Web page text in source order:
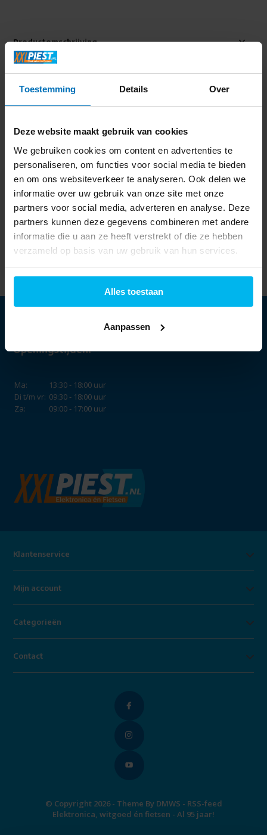
Toestemming Details Over
Deze website maakt gebruik van cookies
We gebruiken cookies om content en advertenties te
personaliseren, om functies voor social media te bieden
en om ons websiteverkeer te analyseren. Ook delen we
informatie over uw gebruik van onze site met onze
partners voor social media, adverteren en analyse. Deze
partners kunnen deze gegevens combineren met andere
informatie die u aan ze heeft verstrekt of die ze hebben
verzameld op basis van uw gebruik van hun services.
Alles toestaan
Aanpassen
Productomschrijving
Specificaties
Delen
Laatst bekeken
Ufesa Rock Crystal -
89,99
Openingstijden:
Ma:
13:30 - 18:00 uur
Di t/m vr: 09:30 - 18:00 uur
Za:
09:00 - 17:00 uur
Klantenservice
Mijn account
Categorieën
Contact
© Copyright 2026 - Theme By DMWS - RSS-feed
Elektronica, witgoed én fietsen - Al 95 jaar!